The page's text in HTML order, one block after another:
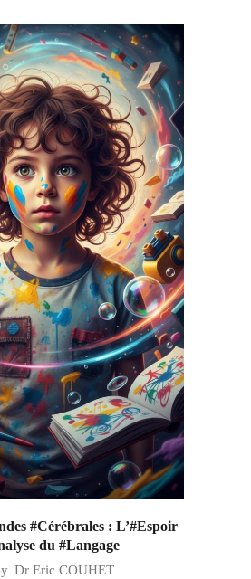
#Cérébrales : L’#Espoir
du #Langage
Dr Eric COUHET